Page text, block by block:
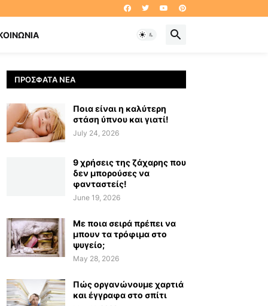
ΠΡΌΣΦΑΤΑ ΝΈΑ
Ποια είναι η καλύτερη
στάση ύπνου και γιατί!
July 24, 2026
9 χρήσεις της ζάχαρης που
δεν μπορούσες να
φανταστείς!
June 19, 2026
Με ποια σειρά πρέπει να
μπουν τα τρόφιμα στο
ψυγείο;
May 28, 2026
Πώς οργανώνουμε χαρτιά
και έγγραφα στο σπίτι